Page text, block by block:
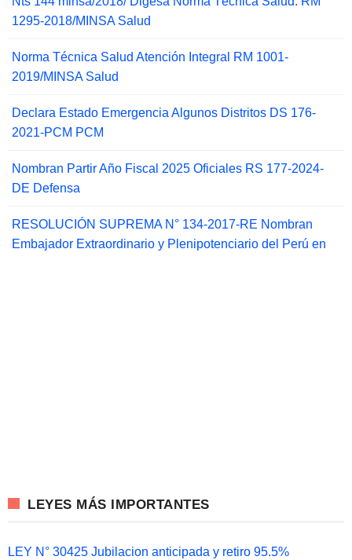
1295-2018/MINSA Salud
Norma Técnica Salud Atención Integral RM 1001-
2019/MINSA Salud
Declara Estado Emergencia Algunos Distritos DS 176-
2021-PCM PCM
Nombran Partir Año Fiscal 2025 Oficiales RS 177-2024-
DE Defensa
RESOLUCIÓN SUPREMA N° 134-2017-RE Nombran
Embajador Extraordinario y Plenipotenciario del Perú en
LEYES MÁS IMPORTANTES
LEY N° 30425 Jubilacion anticipada y retiro 95.5%